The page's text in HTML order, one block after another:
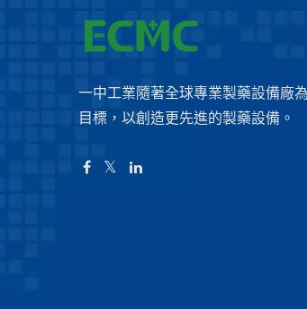
一中工業隨著全球專業製藥設備廠為
目標，以創造更先進的製藥設備。